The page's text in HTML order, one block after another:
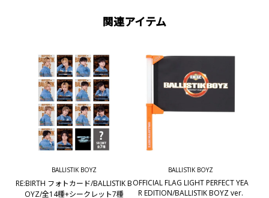
■素材
プラスチック、金属
関連アイテム
BALLISTIK BOYZ
RE:BIRTH フォトカード/BALLISTIK B
OYZ/全14種+シークレット7種
BALLISTIK BOYZ
OFFICIAL FLAG LIGHT PERFECT YEA
R EDITION/BALLISTIK BOYZ ver.